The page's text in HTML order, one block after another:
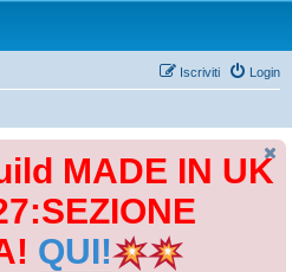
Login
Iscriviti
MADE IN UK
QUI!